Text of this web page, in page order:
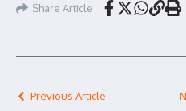
Share Article
Previous Article